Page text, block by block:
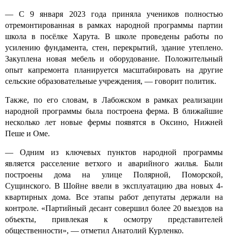
— С 9 января 2023 года приняла учеников полностью
отремонтированная в рамках народной программы партии
школа в посёлке Харута. В школе проведены работы по
усилению фундамента, стен, перекрытий, здание утеплено.
Закуплена новая мебель и оборудование. Положительный
опыт капремонта планируется масштабировать на другие
сельские образовательные учреждения, — говорит политик.
Также, по его словам, в Лабожском в рамках реализации
народной программы была построена ферма. В ближайшие
несколько лет новые фермы появятся в Оксино, Нижней
Пеше и Оме.
— Одним из ключевых пунктов народной программы
является расселение ветхого и аварийного жилья. Были
построены дома на улице Полярной, Поморской,
Сущинского. В Шойне ввели в эксплуатацию два новых 4-
квартирных дома. Все этапы работ депутаты держали на
контроле. «Партийный десант совершил более 20 выездов на
объекты, привлекая к осмотру представителей
общественности», — отметил Анатолий Курленко.